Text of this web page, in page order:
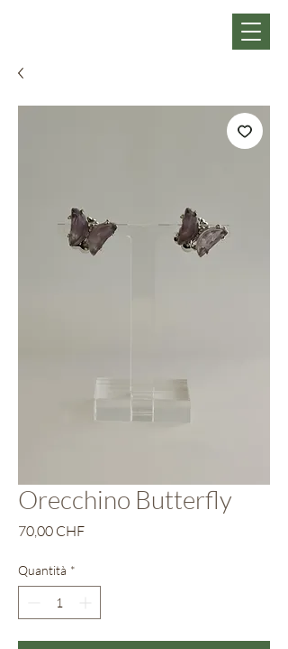
Orecchino Butterfly
70,00 CHFPrezzo
Quantità *